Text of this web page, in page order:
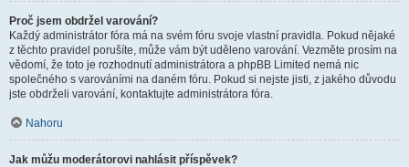
Proč jsem obdržel varování?
Každý administrátor fóra má na svém fóru svoje vlastní pravidla. Pokud nějaké
z těchto pravidel porušíte, může vám být uděleno varování. Vezměte prosím na
vědomí, že toto je rozhodnutí administrátora a phpBB Limited nemá nic
společného s varováními na daném fóru. Pokud si nejste jisti, z jakého důvodu
jste obdrželi varování, kontaktujte administrátora fóra.
Nahoru
Jak můžu moderátorovi nahlásit příspěvek?